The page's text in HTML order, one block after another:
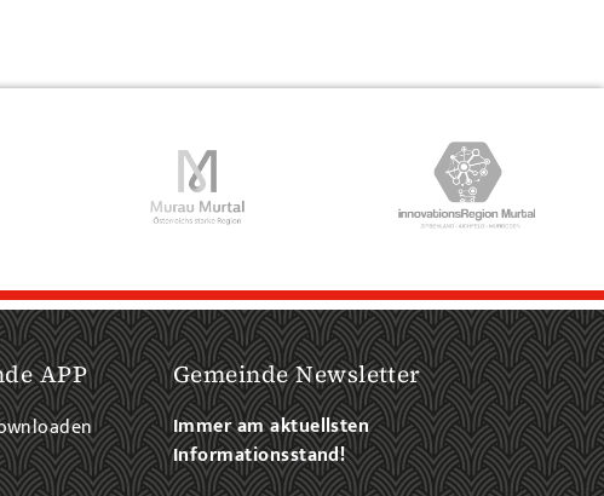
APP Gemeinde Newsletter
Immer am aktuellsten
Informationsstand!